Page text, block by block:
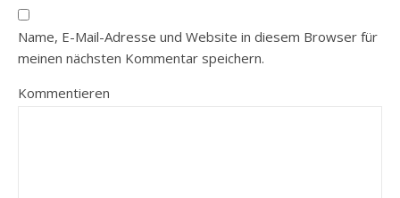
Name, E-Mail-Adresse und Website in diesem Browser für
meinen nächsten Kommentar speichern.
Kommentieren